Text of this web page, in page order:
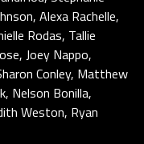
Alexa Rachelle,
Rodas, Tallie
Joey Nappo,
Conley, Matthew
Nelson Bonilla,
Weston, Ryan